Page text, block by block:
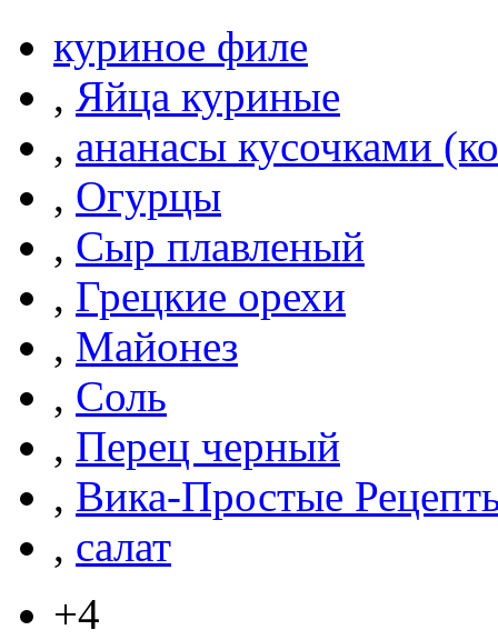
куриное филе
, Яйца куриные
, ананасы кусочками
, Огурцы
, Сыр плавленый
, Грецкие орехи
, Майонез
, Соль
, Перец черный
, Вика-Простые
, салат
+4